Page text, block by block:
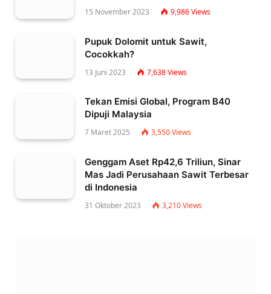
15 November 2023 9,986Views
Pupuk Dolomit untuk Sawit,
Cocokkah?
13 Juni 2023 7,638Views
Tekan Emisi Global, Program B40
Dipuji Malaysia
7 Maret 2025 3,550Views
Genggam Aset Rp42,6 Triliun, Sinar
Mas Jadi Perusahaan Sawit Terbesar
di Indonesia
31 Oktober 2023 3,210Views